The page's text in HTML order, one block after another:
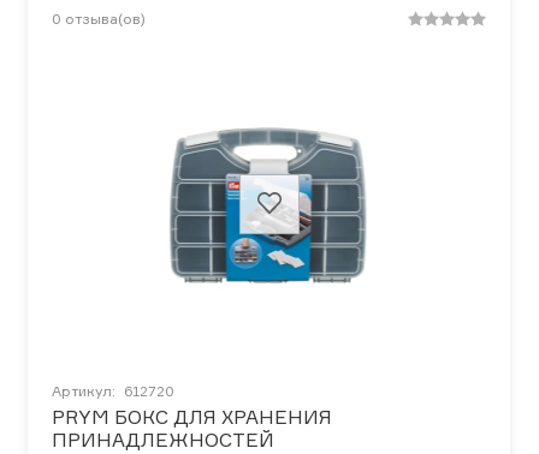
0 отзыва(ов)
Артикул: 612720
PRYM БОКС ДЛЯ ХРАНЕНИЯ
ПРИНАДЛЕЖНОСТЕЙ